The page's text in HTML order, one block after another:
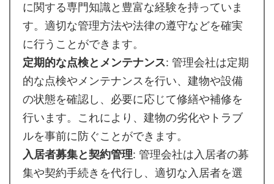
に関する専門知識と豊富な経験を持っていま
す。適切な管理方法や法律の遵守などを確実
に行うことができます。
定期的な点検とメンテナンス: 管理会社は定期
的な点検やメンテナンスを行い、建物や設備
の状態を確認し、必要に応じて修繕や補修を
行います。これにより、建物の劣化やトラブ
ルを事前に防ぐことができます。
入居者募集と契約管理: 管理会社は入居者の募
集や契約手続きを代行し、適切な入居者を選